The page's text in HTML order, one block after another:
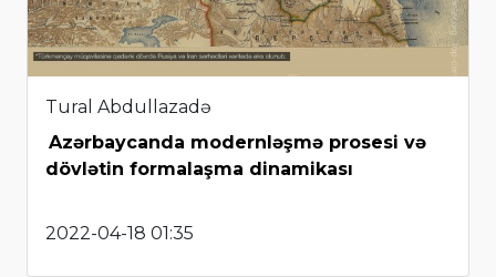
Tural Abdullazadə
Azərbaycanda modernləşmə prosesi və
dövlətin formalaşma dinamikası
2022-04-18 01:35